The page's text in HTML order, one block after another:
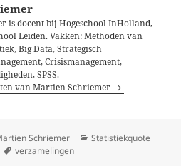
is docent bij Hogeschool InHolland,
Leiden. Vakken: Methoden van
Big Data, Strategisch
Crisismanagement,
SPSS.
van Martien Schriemer
Schriemer Categorieën
Statistiekquote
Tags
verzamelingen